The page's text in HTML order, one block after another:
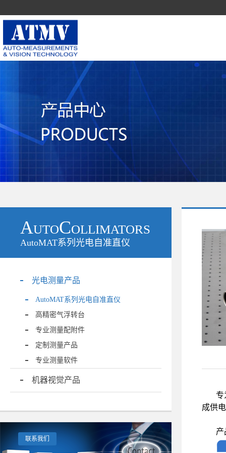
AutoCollimators
AutoMAT系列光电自准直仪
光电测量产品
AutoMAT系列光电自准直仪
高精密气浮转台
专业测量配附件
定制测量产品
专业测量软件
机器视觉产品
联系我们
专
成供
产